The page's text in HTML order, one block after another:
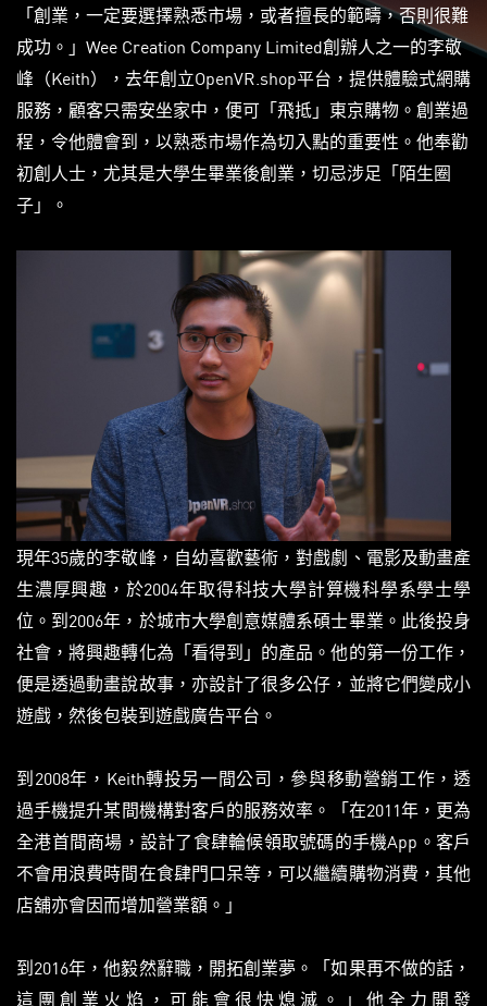
「創業，一定要選擇熟悉市場，或者擅長的範疇，否則很難
成功。」Wee Creation Company Limited創辦人之一的李敬
峰（Keith），去年創立OpenVR.shop平台，提供體驗式網購
服務，顧客只需安坐家中，便可「飛抵」東京購物。創業過
程，令他體會到，以熟悉市場作為切入點的重要性。他奉勸
初創人士，尤其是大學生畢業後創業，切忌涉足「陌生圈
子」。
現年35歲的李敬峰，自幼喜歡藝術，對戲劇、電影及動畫產
生濃厚興趣，於2004年取得科技大學計算機科學系學士學
位。到2006年，於城市大學創意媒體系碩士畢業。此後投身
社會，將興趣轉化為「看得到」的產品。他的第一份工作，
便是透過動畫說故事，亦設計了很多公仔，並將它們變成小
遊戲，然後包裝到遊戲廣告平台。
到2008年，Keith轉投另一間公司，參與移動營銷工作，透
過手機提升某間機構對客戶的服務效率。「在2011年，更為
全港首間商場，設計了食肆輪候領取號碼的手機App。客戶
不會用浪費時間在食肆門口呆等，可以繼續購物消費，其他
店舖亦會因而增加營業額。」
到2016年，他毅然辭職，開拓創業夢。「如果再不做的話，
這團創業火焰，可能會很快熄滅。」他全力開發